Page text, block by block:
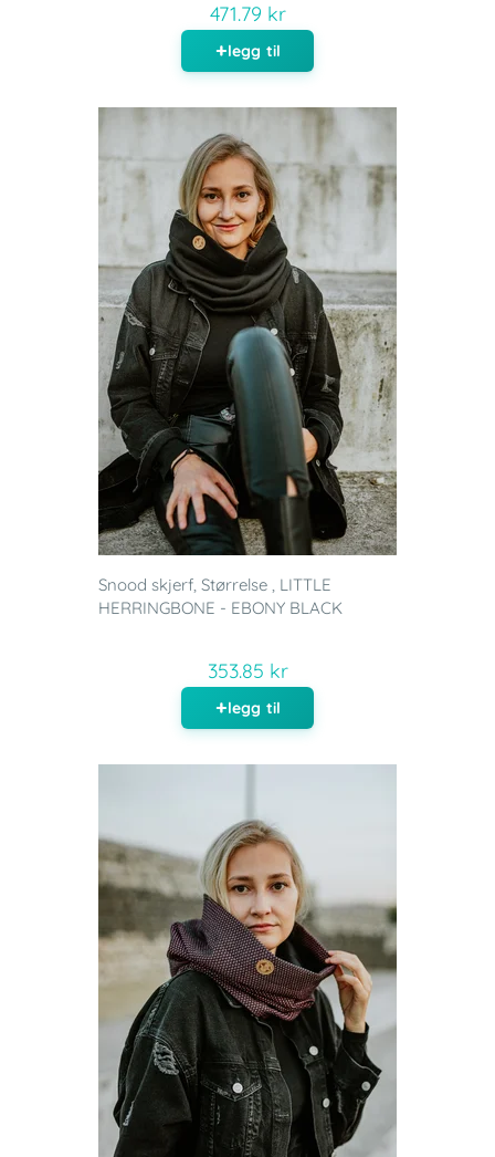
471.79 kr
legg til
Snood skjerf, Størrelse , LITTLE
HERRINGBONE - EBONY BLACK
353.85 kr
legg til